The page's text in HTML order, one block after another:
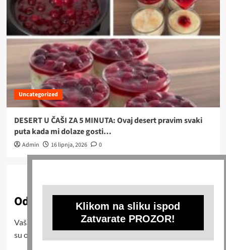
Uncategorized
DESERT U ČAŠI ZA 5 MINUTA: Ovaj desert pravim svaki
puta kada mi dolaze gosti…
Admin 16 lipnja, 2026 0
Odgovori
Vaša adresa e-pošte neće biti objavljena.Obavezna polja
su označena sa
Klikom na sliku ispod
Zatvarate PROZOR!